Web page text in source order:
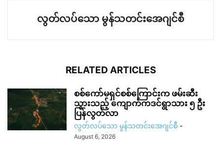
လွတ်လပ်သော မွန်သတင်းအေဂျင်စီ
RELATED ARTICLES
စစ်ကော်မရှင်စစ်ကြောင်းက ဖမ်းဆီး
သွားသည့် ကျောက်ကဒင်ရွာသား ၅ ဦး
ပြန်လွတ်လာ
လွတ်လပ်သော မွန်သတင်းအေဂျင်စီ -
August 6, 2026